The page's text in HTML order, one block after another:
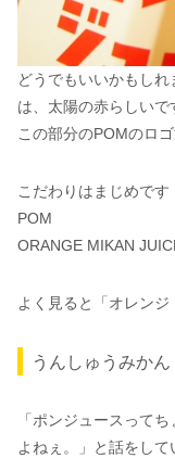
どうでもいいかもし
は、太陽の赤らしいで
この部分のPOMのロゴ
こだわりはまじめです
POM
ORANGE MIKAN
よく見ると「オレン
うんしゅうみかん
「ポンジュースって
よねぇ。」と話をし